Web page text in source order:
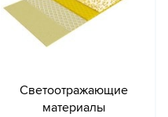
Светоотражающие
материалы